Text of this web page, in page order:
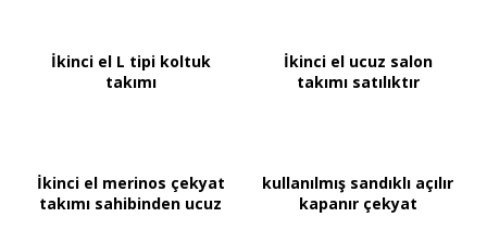
İkinci el L tipi koltuk
takımı
İkinci el ucuz salon
takımı satılıktır
İkinci el merinos çekyat
takımı sahibinden ucuz
kullanılmış sandıklı açılır
kapanır çekyat